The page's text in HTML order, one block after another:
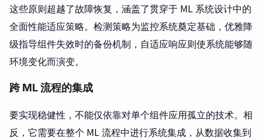
这些原则超越了故障恢复，涵盖了贯穿于 ML 系统设计中的
全面性能适应策略。检测策略为监控系统奠定基础，优雅降
级指导组件失效时的备份机制，自适应响应则使系统能够随
环境变化而演变。
跨 ML 流程的集成
要实现稳健性，不能仅依靠对单个组件应用孤立的技术。相
反，它需要在整个 ML 流程中进行系统集成，从数据收集到